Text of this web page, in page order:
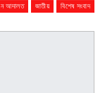
আদালত জাতীয় বিশেষ সংবাদ